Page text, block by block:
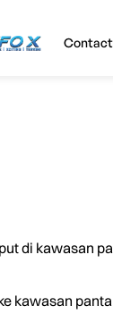
Contact
di kawasan
kawasan